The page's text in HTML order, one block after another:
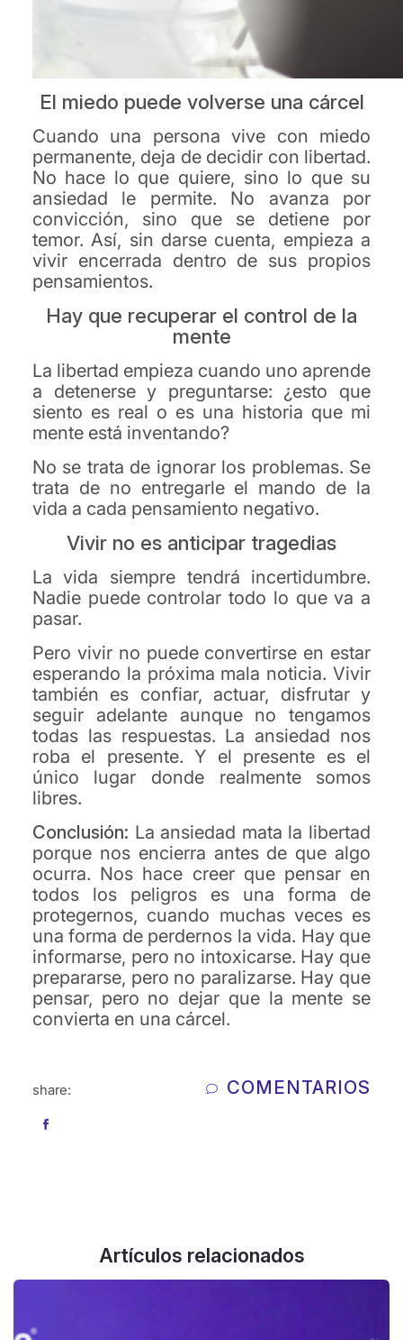
El miedo puede volverse una cárcel
Cuando una persona vive con miedo
permanente, deja de decidir con libertad.
No hace lo que quiere, sino lo que su
ansiedad le permite. No avanza por
convicción, sino que se detiene por
temor. Así, sin darse cuenta, empieza a
vivir encerrada dentro de sus propios
pensamientos.
Hay que recuperar el control de la
mente
La libertad empieza cuando uno aprende
a detenerse y preguntarse: ¿esto que
siento es real o es una historia que mi
mente está inventando?
No se trata de ignorar los problemas. Se
trata de no entregarle el mando de la
vida a cada pensamiento negativo.
Vivir no es anticipar tragedias
La vida siempre tendrá incertidumbre.
Nadie puede controlar todo lo que va a
pasar.
Pero vivir no puede convertirse en estar
esperando la próxima mala noticia. Vivir
también es confiar, actuar, disfrutar y
seguir adelante aunque no tengamos
todas las respuestas. La ansiedad nos
roba el presente. Y el presente es el
único lugar donde realmente somos
libres.
Conclusión: La ansiedad mata la libertad
porque nos encierra antes de que algo
ocurra. Nos hace creer que pensar en
todos los peligros es una forma de
protegernos, cuando muchas veces es
una forma de perdernos la vida. Hay que
informarse, pero no intoxicarse. Hay que
prepararse, pero no paralizarse. Hay que
pensar, pero no dejar que la mente se
convierta en una cárcel.
share: COMENTARIOS
Artículos relacionados